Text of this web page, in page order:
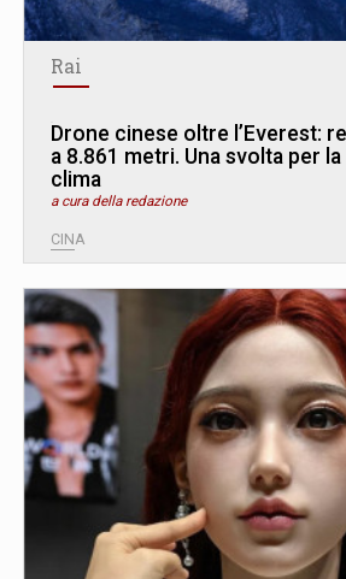
Rai
Drone cinese oltre l’Everest:
a 8.861 metri. Una svolta per
clima
a cura della redazione
CINA